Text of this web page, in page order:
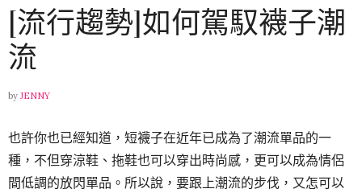
[流行趨勢]如何駕馭襪子潮
流
by JENNY
也許你也已經知道，短襪子在近年已成為了潮流單品的一
種，不但穿涼鞋、拖鞋也可以穿出時尚感，更可以成為情侶
間低調的放閃單品。所以說，要跟上潮流的步伐，又怎可以